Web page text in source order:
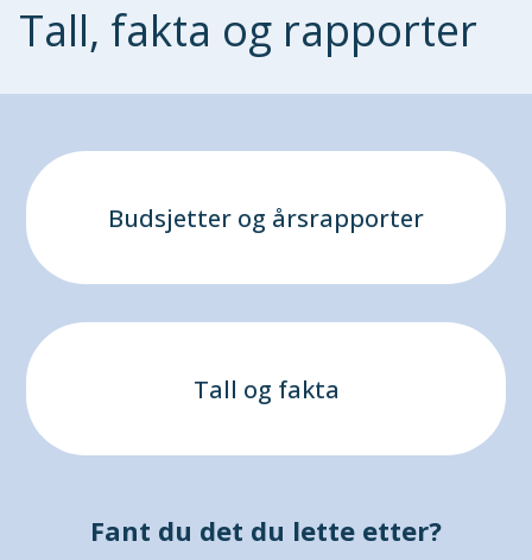
Tall, fakta og rapporter
Budsjetter og årsrapporter
Tall og fakta
Fant du det du lette etter?